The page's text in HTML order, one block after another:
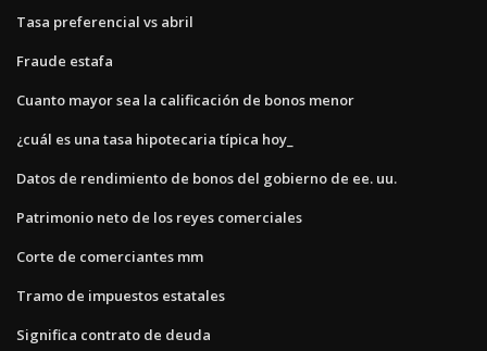
Tasa preferencial vs abril
Fraude estafa
Cuanto mayor sea la calificación de bonos menor
¿cuál es una tasa hipotecaria típica hoy_
Datos de rendimiento de bonos del gobierno de ee. uu.
Patrimonio neto de los reyes comerciales
Corte de comerciantes mm
Tramo de impuestos estatales
Significa contrato de deuda